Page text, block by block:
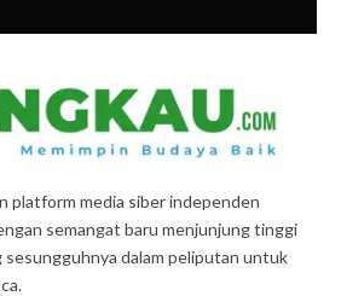
platform media siber independen
semangat baru menjunjung tinggi
sesungguhnya dalam peliputan untuk